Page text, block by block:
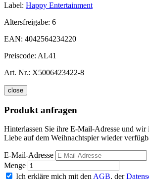
Label: Happy Entertainment
Altersfreigabe: 6
EAN: 4042564234220
Preiscode: AL41
Art. Nr.: X5006423422-8
close
Produkt anfragen
Hinterlassen Sie ihre E-Mail-Adresse und wir
Liebe auf dem Weihnachtspier wieder
E-Mail-Adresse
Menge
Ich erkläre mich mit den AGB, der